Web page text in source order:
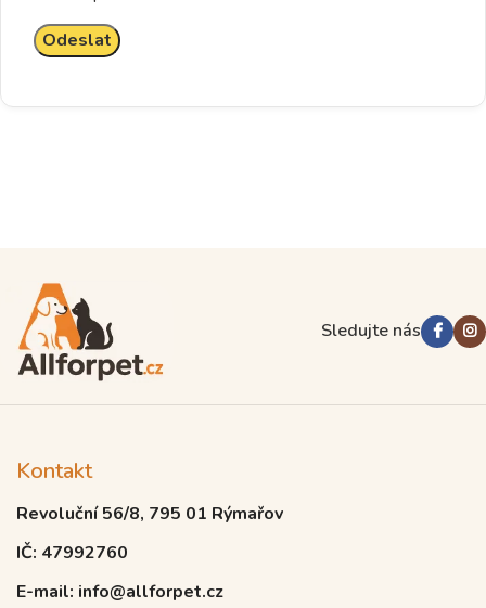
Sledujte nás
Kontakt
Revoluční 56/8, 795 01 Rýmařov
IČ: 47992760
E-mail: info@allforpet.cz